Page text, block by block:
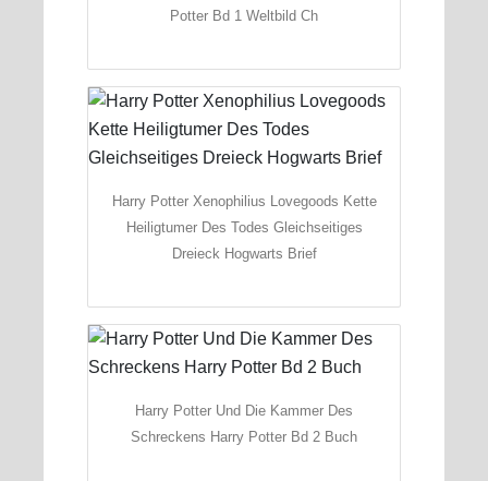
Potter Bd 1 Weltbild Ch
Harry Potter Xenophilius Lovegoods Kette
Heiligtumer Des Todes Gleichseitiges
Dreieck Hogwarts Brief
Harry Potter Und Die Kammer Des
Schreckens Harry Potter Bd 2 Buch